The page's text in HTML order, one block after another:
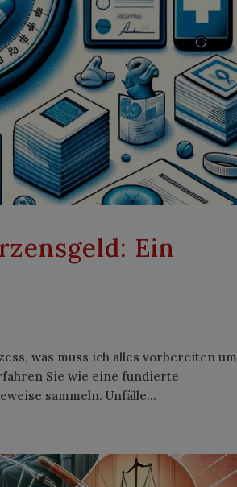
Ein
was muss ich alles vorbereiten um
Sie wie eine fundierte
sammeln. Unfälle...